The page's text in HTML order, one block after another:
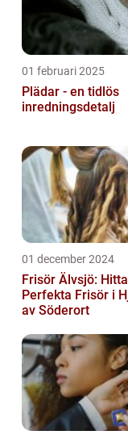
01 februari 2025
Plädar - en tidlös
inredningsdetalj
01 december 2024
Frisör Älvsjö:
Perfekta Frisör i
av Söderort